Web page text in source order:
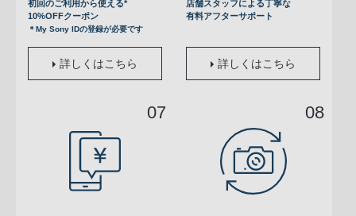
初回のご利用から使える*
10%OFFクーポン
＊My Sony IDの登録が必要です
詳しくはこちら
店舗スタッフによる丁寧な
有料アフターサポート
詳しくはこちら